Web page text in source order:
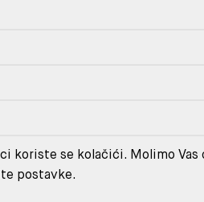
ĆE TI SE
koriste se kolačići. Molimo Vas
postavke.